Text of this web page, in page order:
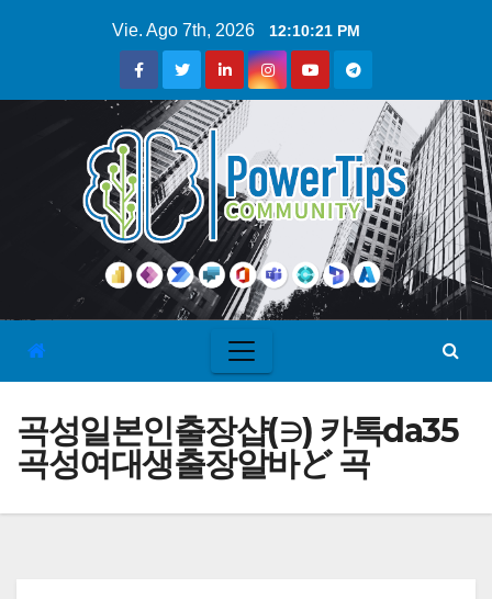
Vie. Ago 7th, 2026 12:10:22 PM
곡성일본인출장샵(∋) 카톡da35
곡성여대생출장알바ど 곡